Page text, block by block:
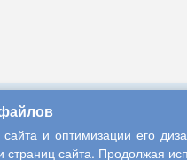
и оптимизации его
сайта. Продолжая